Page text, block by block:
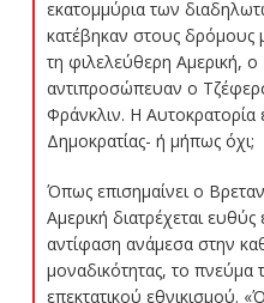
εκατομμύρια των
κατέβηκαν στους δρόμους
τη φιλελεύθερη Αμερική, ο
αντιπροσώπευαν ο
Φράνκλιν. Η Αυτοκρατορία
Δημοκρατίας- ή μήπως όχι;
Όπως επισημαίνει ο
Αμερική διατρέχεται
αντίφαση ανάμεσα στην
μοναδικότητας, το πνεύμα
επεκτατικού εθνικισμού.